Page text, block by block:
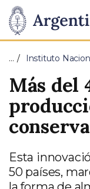
Presidencia
de
la
Nación
Pasar al
… Instituto
Más del
Esta
50 países,